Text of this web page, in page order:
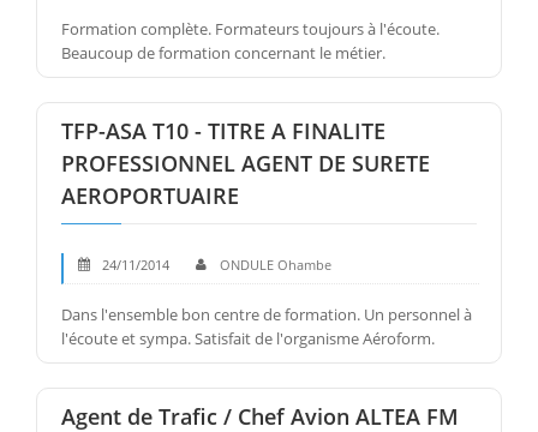
Formation complète. Formateurs toujours à l'écoute.
Beaucoup de formation concernant le métier.
TFP-ASA T10 - TITRE A FINALITE
PROFESSIONNEL AGENT DE SURETE
AEROPORTUAIRE
24/11/2014 ONDULE Ohambe
Dans l'ensemble bon centre de formation. Un personnel à
l'écoute et sympa. Satisfait de l'organisme Aéroform.
Agent de Trafic / Chef Avion ALTEA FM